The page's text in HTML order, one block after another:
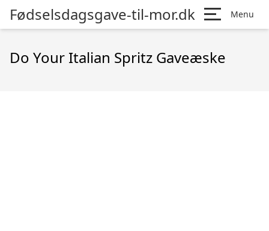
Fødselsdagsgave-til-mor.dk Menu
Do Your Italian Spritz Gaveæske